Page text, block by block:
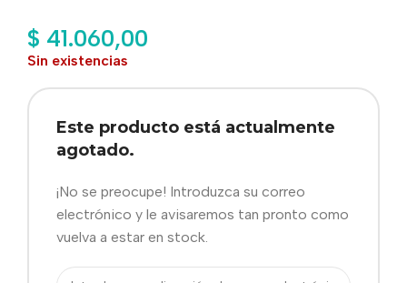
$ 41.060,00
Sin existencias
Este producto está actualmente
agotado.
¡No se preocupe! Introduzca su correo
electrónico y le avisaremos tan pronto como
vuelva a estar en stock.